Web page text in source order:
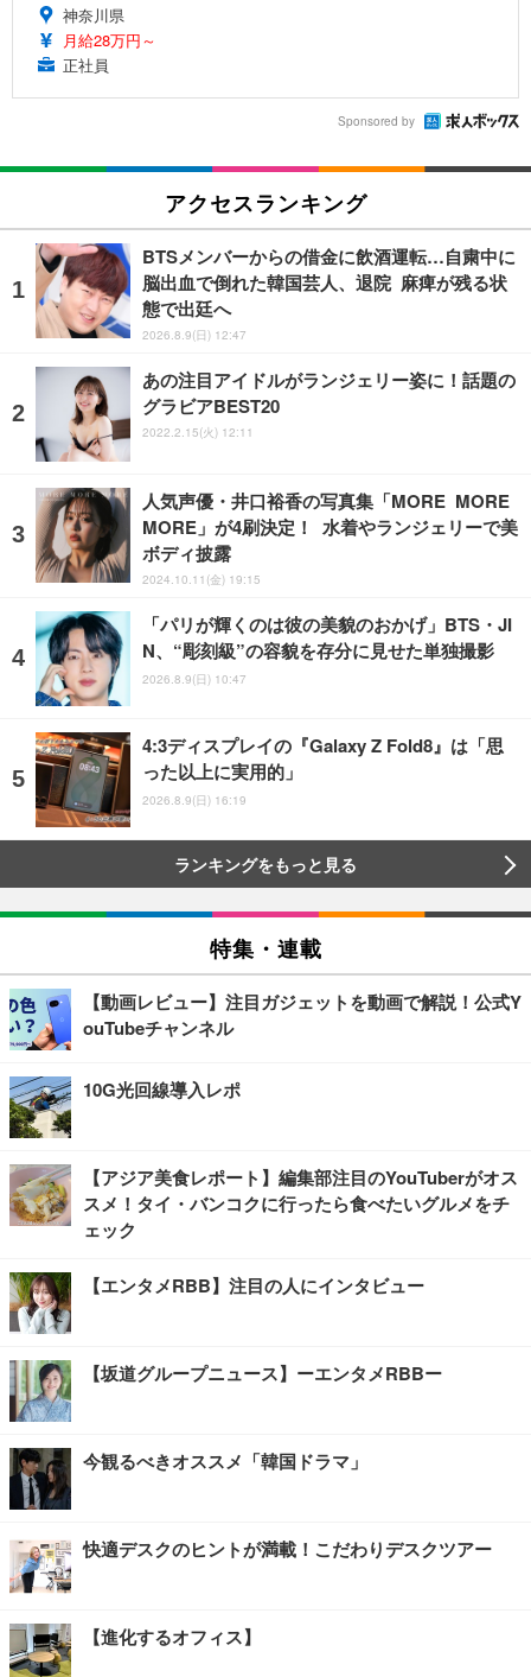
神奈川県
月給28万円～
正社員
Sponsored by
アクセスランキング
BTSメンバーからの借金に飲酒運転…自粛中に
脳出血で倒れた韓国芸人、退院 麻痺が残る状
態で出廷へ
2026.8.9(日) 12:47
あの注目アイドルがランジェリー姿に！話題の
グラビアBEST20
2022.2.15(火) 12:11
人気声優・井口裕香の写真集「MORE MORE
MORE」が4刷決定！ 水着やランジェリーで美
ボディ披露
2024.10.11(金) 19:15
「パリが輝くのは彼の美貌のおかげ」BTS・JI
N、“彫刻級”の容貌を存分に見せた単独撮影
2026.8.9(日) 10:47
4:3ディスプレイの『Galaxy Z Fold8』は「思
った以上に実用的」
2026.8.9(日) 16:19
ランキングをもっと見る
特集・連載
【動画レビュー】注目ガジェットを動画で解説！公式Y
ouTubeチャンネル
10G光回線導入レポ
【アジア美食レポート】編集部注目のYouTuberがオス
スメ！タイ・バンコクに行ったら食べたいグルメをチ
ェック
【エンタメRBB】注目の人にインタビュー
【坂道グループニュース】ーエンタメRBBー
今観るべきオススメ「韓国ドラマ」
快適デスクのヒントが満載！こだわりデスクツアー
【進化するオフィス】